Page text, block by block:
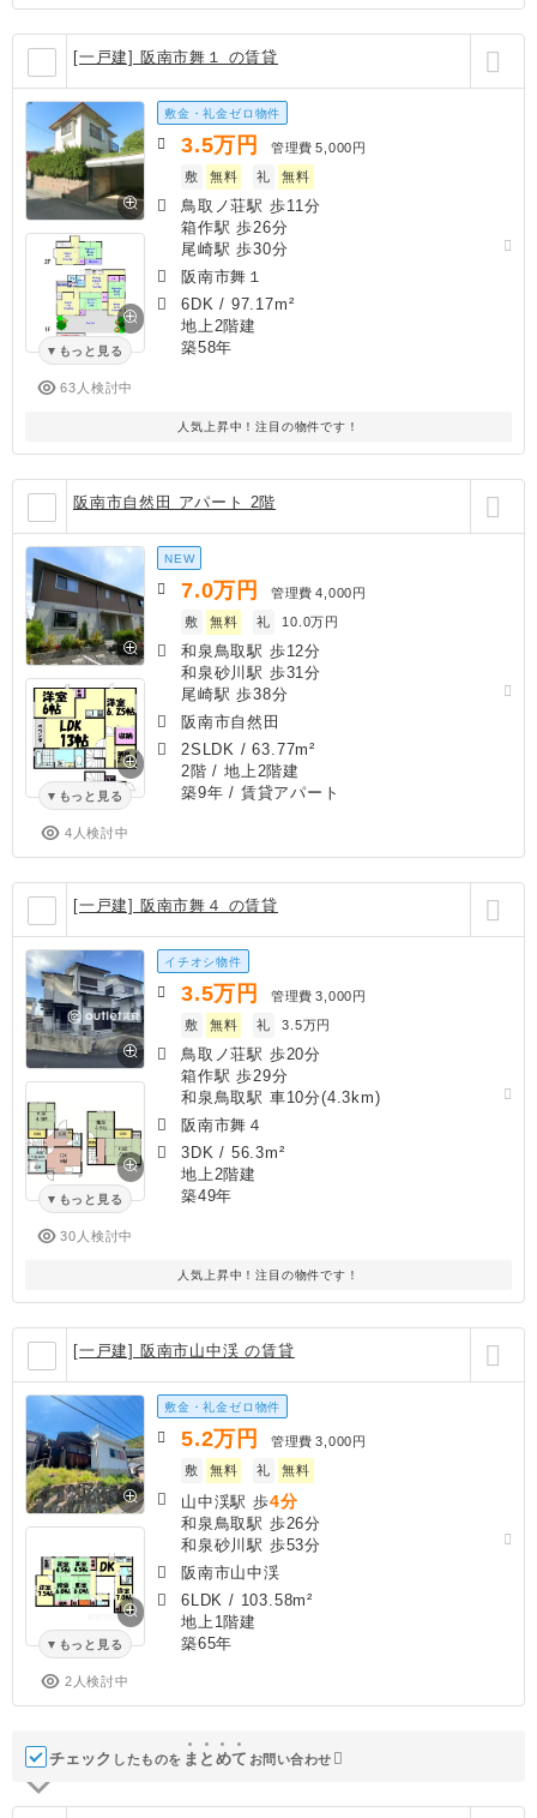
[一戸建] 阪南市舞１ の賃貸
もっと見る
63人検討中
敷金・礼金ゼロ物件
3.5万円 管理費 5,000円
敷
無料 礼 無料
鳥取ノ荘駅 歩11分
箱作駅 歩26分
尾崎駅 歩30分
阪南市舞１
6DK / 97.17m²
地上2階建
築58年
人気上昇中！注目の物件です！
阪南市自然田 アパート 2階
もっと見る
4人検討中
NEW
7.0万円 管理費 4,000円
敷
無料 礼 10.0万円
和泉鳥取駅 歩12分
和泉砂川駅 歩31分
尾崎駅 歩38分
阪南市自然田
2SLDK /63.77m²
2階 / 地上2階建
築9年 / 賃貸アパート
[一戸建] 阪南市舞４ の賃貸
もっと見る
30人検討中
イチオシ物件
3.5万円 管理費 3,000円
敷
無料 礼 3.5万円
鳥取ノ荘駅 歩20分
箱作駅 歩29分
和泉鳥取駅 車10分(4.3km)
阪南市舞４
3DK / 56.3m²
地上2階建
築49年
人気上昇中！注目の物件です！
[一戸建] 阪南市山中渓 の賃貸
もっと見る
2人検討中
敷金・礼金ゼロ物件
5.2万円 管理費 3,000円
敷
無料 礼 無料
山中渓駅 歩4分
和泉鳥取駅 歩26分
和泉砂川駅 歩53分
阪南市山中渓
6LDK / 103.58m²
地上1階建
築65年
チェック したものを ま と めて お問い合わせ